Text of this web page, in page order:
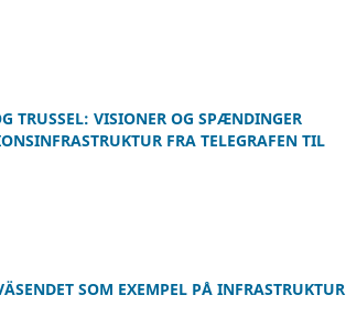
TRUSSEL: VISIONER OG SPÆNDINGER
FRA TELEGRAFEN TIL
SOM EXEMPEL PÅ INFRASTRUKTUR